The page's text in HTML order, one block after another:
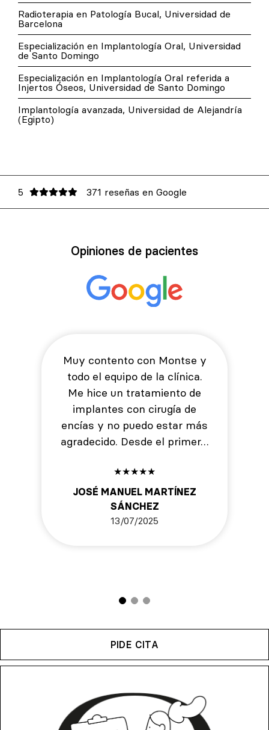
Radioterapia en Patología Bucal, Universidad de
Barcelona
Especialización en Implantología Oral, Universidad
de Santo Domingo
Especialización en Implantología Oral referida a
Injertos Óseos, Universidad de Santo Domingo
Implantología avanzada, Universidad de Alejandría
(Egipto)
5 371 reseñas en Google
Opiniones de pacientes
Muy contento con Montse y
todo el equipo de la clínica.
Me hice un tratamiento de
implantes con cirugía de
encías y no puedo estar más
agradecido. Desde el primer…
★★★★★
JOSÉ MANUEL MARTÍNEZ
SÁNCHEZ
13/07/2025
PIDE CITA